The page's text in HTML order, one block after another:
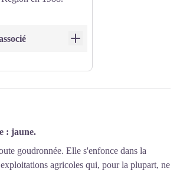
Ouvrir
: jaune.
goudronnée. Elle s'enfonce dans la
agricoles qui, pour la plupart, ne